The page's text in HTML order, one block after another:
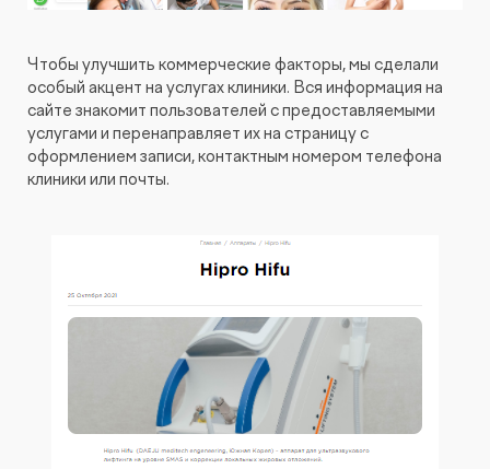
Чтобы улучшить коммерческие факторы, мы сделали
особый акцент на услугах клиники. Вся информация на
сайте знакомит пользователей с предоставляемыми
услугами и перенаправляет их на страницу с
оформлением записи, контактным номером телефона
клиники или почты.